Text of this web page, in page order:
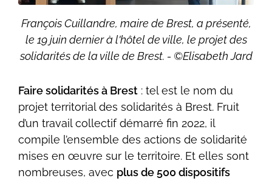
François Cuillandre, maire de Brest, a présenté,
le 19 juin dernier à l'hôtel de ville, le projet des
solidarités de la ville de Brest. - ©Elisabeth Jard
Faire solidarités à Brest : tel est le nom du
projet territorial des solidarités à Brest. Fruit
d’un travail collectif démarré fin 2022, il
compile l’ensemble des actions de solidarité
mises en œuvre sur le territoire. Et elles sont
nombreuses, avec plus de 500 dispositifs